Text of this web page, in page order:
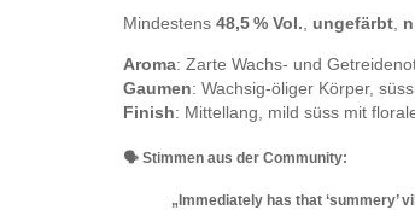
Mindestens 48,5 % Vol., ungefärbt,
Aroma: Zarte Wachs‑ und
Gaumen: Wachsig‑öliger Körper,
Finish: Mittellang, mild süss mit
🗣 Stimmen aus der Community:
„Immediately has that ‘summery’